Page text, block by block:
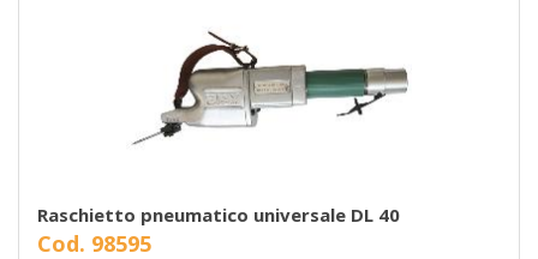
Raschietto pneumatico universale DL 40
Cod. 98595